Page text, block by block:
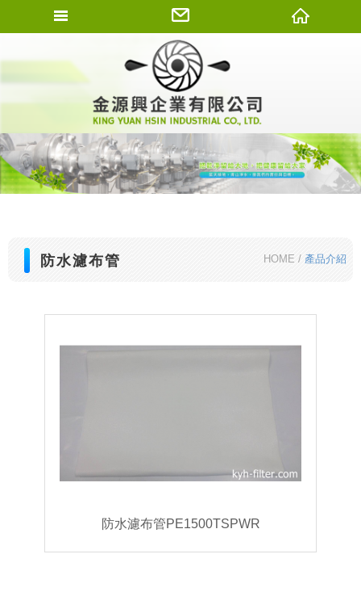
HOME 產品介紹
防水濾布管
防水濾布管PE1500TSPWR